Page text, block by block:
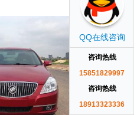
QQ在线咨询
咨询热线
15851829997
咨询热线
18913323336